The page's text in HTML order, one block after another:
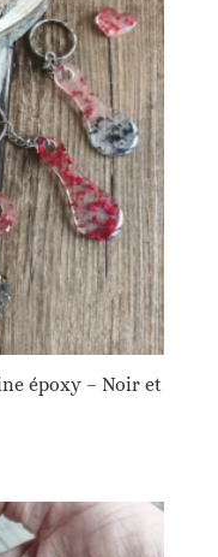
époxy – Noir et